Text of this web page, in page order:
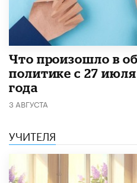
​Что произошло в
политике с 27 июля
года
3 АВГУСТА
УЧИТЕЛЯ